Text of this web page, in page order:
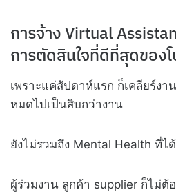
การจ้าง Virtual
การตัดสินใจที่ดีที่สุดของโ
เพราะแค่สัปดาห์แรก ก็เคลียร์ง
หมดไปเป็นสิบกว่างาน
ยังไม่รวมถึง Mental Health ที่ไ
ผู้ร่วมงาน ลูกค้า supplier ก็ไม่ต้อ